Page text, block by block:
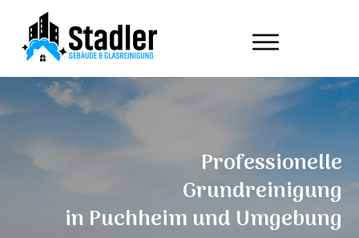
Professionelle
Grundreinigung
inPuchheimund Umgebung